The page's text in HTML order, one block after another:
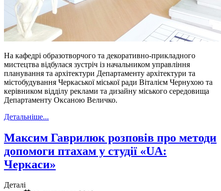
На кафедрі образотворчого та декоративно-прикладного
мистецтва відбулася зустріч із начальником управління
планування та архітектури Департаменту архітектури та
містобудування Черкаської міської ради Віталієм Чернухою та
керівником відділу реклами та дизайну міського середовища
Департаменту Оксаною Величко.
Детальніше...
Максим Гаврилюк розповів про методи
допомоги птахам у студії «UA:
Черкаси»
Деталі